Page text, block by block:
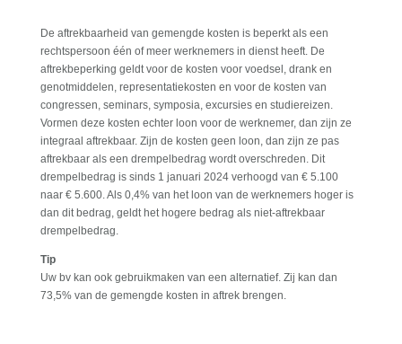
De aftrekbaarheid van gemengde kosten is beperkt als een
rechtspersoon één of meer werknemers in dienst heeft. De
aftrekbeperking geldt voor de kosten voor voedsel, drank en
genotmiddelen, representatiekosten en voor de kosten van
congressen, seminars, symposia, excursies en studiereizen.
Vormen deze kosten echter loon voor de werknemer, dan zijn ze
integraal aftrekbaar. Zijn de kosten geen loon, dan zijn ze pas
aftrekbaar als een drempelbedrag wordt overschreden. Dit
drempelbedrag is sinds 1 januari 2024 verhoogd van € 5.100
naar € 5.600. Als 0,4% van het loon van de werknemers hoger is
dan dit bedrag, geldt het hogere bedrag als niet-aftrekbaar
drempelbedrag.
Tip
Uw bv kan ook gebruikmaken van een alternatief. Zij kan dan
73,5% van de gemengde kosten in aftrek brengen.